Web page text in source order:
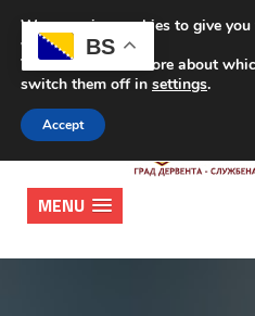
MENU
BS
We are using cookies to give
website.
You can find out more about
switch them off in settings.
Accept